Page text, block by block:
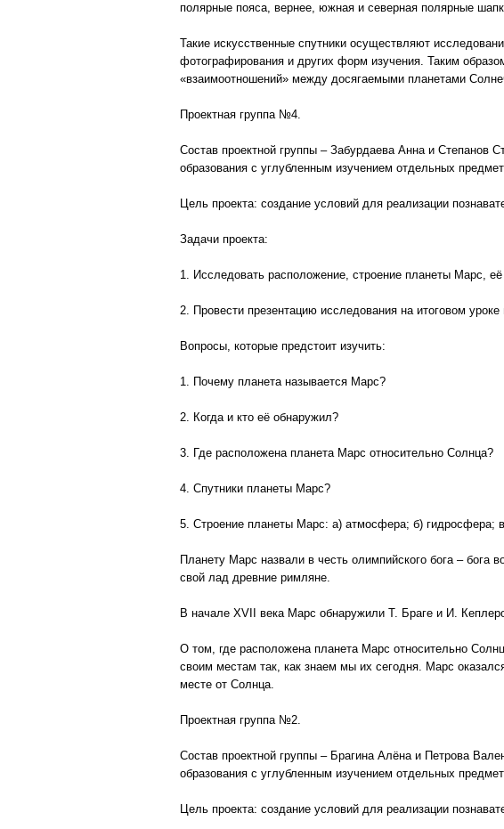
полярные пояса, вернее, южная и северная полярные
Такие искусственные спутники осуществляют
фотографирования и других форм изучения. Таким
«взаимоотношений» между досягаемыми планетами
Проектная группа №4.
Состав проектной группы – Забурдаева Анна и Степанов
образования с углубленным изучением отдельных
Цель проекта: создание условий для реализации
Задачи проекта:
1. Исследовать расположение, строение планеты Марс,
2. Провести презентацию исследования на итоговом
Вопросы, которые предстоит изучить:
1. Почему планета называется Марс?
2. Когда и кто её обнаружил?
3. Где расположена планета Марс относительно Солнца?
4. Спутники планеты Марс?
5. Строение планеты Марс: а) атмосфера; б) гидросфера;
Планету Марс назвали в честь олимпийского бога –
свой лад древние римляне.
В начале XVII века Марс обнаружили Т. Браге и И.
О том, где расположена планета Марс относительно
своим местам так, как знаем мы их сегодня. Марс
месте от Солнца.
Проектная группа №2.
Состав проектной группы – Брагина Алёна и Петрова
образования с углубленным изучением отдельных
Цель проекта: создание условий для реализации